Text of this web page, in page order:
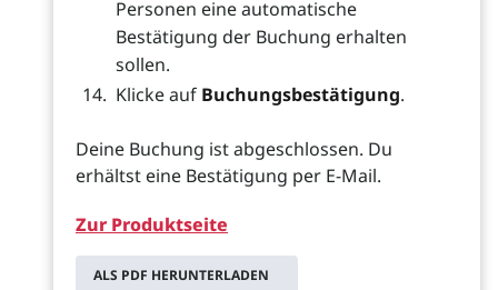
Personen eine automatische
Bestätigung der Buchung erhalten
sollen.
Klicke auf Buchungsbestätigung.
Deine Buchung ist abgeschlossen. Du
erhältst eine Bestätigung per E-Mail.
Zur Produktseite
ALS PDF HERUNTERLADEN